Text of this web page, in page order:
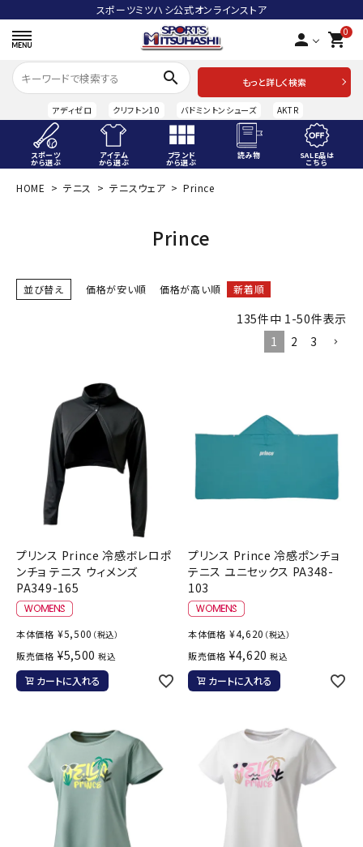
スポーツミツハシ公式オンラインストア
person 0
shopping_cart
search
もっと詳しく検索
アディゼロ クリフトン10 バドミントンシューズ AKTR
スポーツ
から選ぶ
アイテム
から選ぶ
ブランド
から選ぶ
読み物 SALE品は
こちら
ACCOUNT MENU
スポーツから選ぶ
SALE品はこちら
INFORMATIOM
ご利用ガイド
お問い合わせ
メルマガ登録
特定商取引法
プライバシーポリシー
HOME テニス テニスウェア Prince
Prince
並び替え 価格が安い順 価格が高い順 新着順
135件中 1-50件表示
1
2 3
プリンス Prince 冷感ボレロポ
ンチョ テニス ウィメンズ
PA349-165
本体価格 ¥5,500 （税込）
販売価格 ¥5,500 税込
カートに入れる
プリンス Prince 冷感ポンチョ
テニス ユニセックス PA348-
103
本体価格 ¥4,620 （税込）
販売価格 ¥4,620 税込
カートに入れる